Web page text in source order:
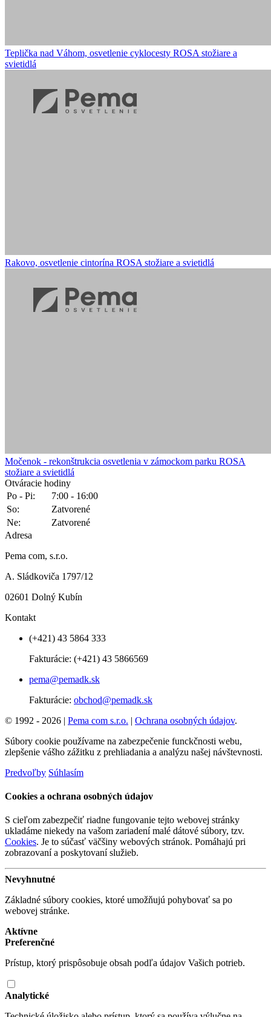
Teplička nad Váhom, osvetlenie cyklocesty ROSA stožiare a
svietidlá
Rakovo, osvetlenie cintorína ROSA stožiare a svietidlá
Močenok - rekonštrukcia osvetlenia v zámockom parku ROSA
stožiare a svietidlá
Otváracie hodiny
Po - Pi:
7:00 - 16:00
So:
Zatvorené
Ne:
Zatvorené
Adresa
Pema com, s.r.o.
A. Sládkoviča 1797/12
02601 Dolný Kubín
Kontakt
(+421) 43 5864 333
Fakturácie: (+421) 43 5866569
pema@pemadk.sk
Fakturácie: obchod@pemadk.sk
© 1992 - 2026 | Pema com s.r.o. | Ochrana osobných údajov.
Súbory cookie používame na zabezpečenie funckčnosti webu,
zlepšenie vášho zážitku z prehliadania a analýzu našej návštevnosti.
Predvoľby Súhlasím
Cookies a ochrana osobných údajov
S cieľom zabezpečiť riadne fungovanie tejto webovej stránky
ukladáme niekedy na vašom zariadení malé dátové súbory, tzv.
Cookies. Je to súčasť väčšiny webových stránok. Pomáhajú pri
zobrazovaní a poskytovaní služieb.
Nevyhnutné
Základné súbory cookies, ktoré umožňujú pohybovať sa po
webovej stránke.
Aktívne
Preferenčné
Prístup, ktorý prispôsobuje obsah podľa údajov Vašich potrieb.
Analytické